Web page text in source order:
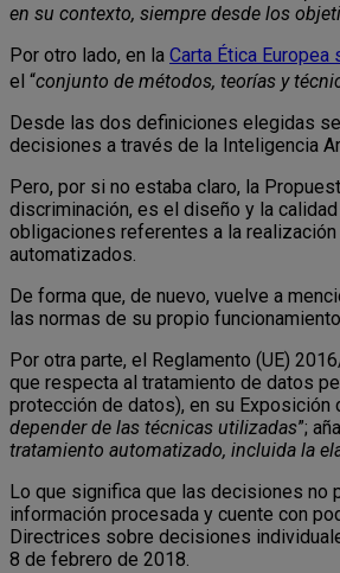
en su contexto, siempre desde los
Por otro lado, en la Carta Ética
el “conjunto de métodos, teorías y
Desde las dos definiciones elegidas
decisiones a través de la Inteligencia
Pero, por si no estaba claro, la
discriminación, es el diseño y la
obligaciones referentes a la
automatizados.
De forma que, de nuevo, vuelve a
las normas de su propio
Por otra parte, el Reglamento (UE)
que respecta al tratamiento de datos
protección de datos), en su
depender de las técnicas utilizadas”;
tratamiento automatizado, incluida la
Lo que significa que las decisiones no
información procesada y cuente con
Directrices sobre decisiones
8 de febrero de 2018.